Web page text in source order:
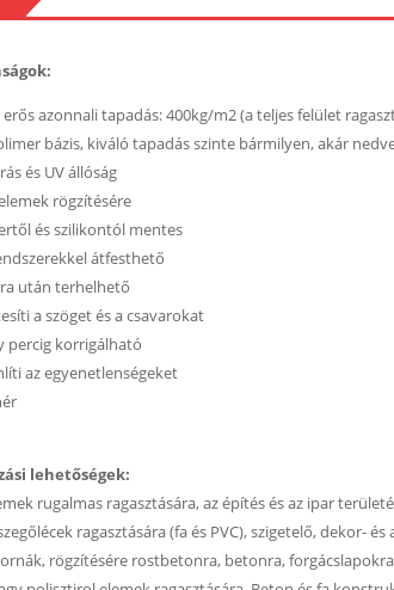
azonnali tapadás: 400kg/m2 (a teljes felület
bázis, kiváló tapadás szinte bármilyen, akár
és UV állóság
rögzítésére
és szilikontól mentes
átfesthető
után terhelhető
a szöget és a csavarokat
percig korrigálható
az egyenetlenségeket
lehetőségek:
rugalmas ragasztására, az építés és az ipar
ragasztására (fa és PVC), szigetelő, dekor-
rögzítésére rostbetonra, betonra,